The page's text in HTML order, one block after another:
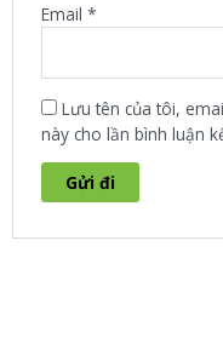
Email *
Lưu tên của tôi,
này cho lần bình luận